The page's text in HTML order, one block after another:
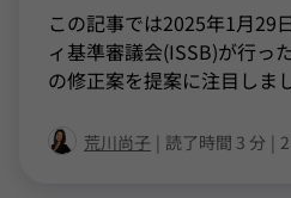
この記事では2025年1月29
ィ基準審議会(ISSB)が行っ
の修正案を提案に注目しま
荒川尚子 | 読了時間 3 分 |